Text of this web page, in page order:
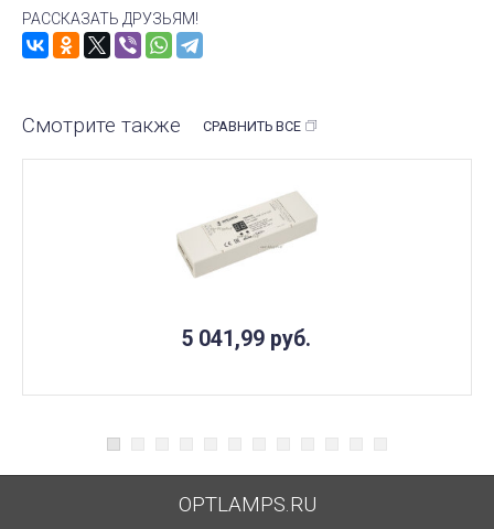
РАССКАЗАТЬ ДРУЗЬЯМ!
Смотрите также СРАВНИТЬ ВСЕ
5 041,99 руб.
OPTLAMPS.RU